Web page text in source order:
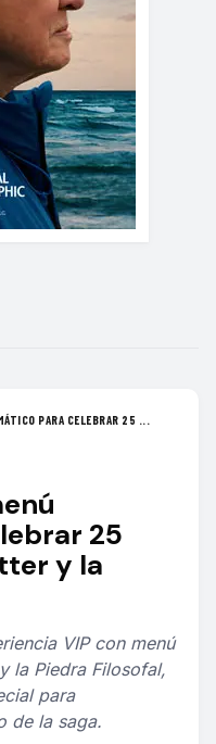
PARA CELEBRAR 25 ...
25
y la
VIP con menú
la Piedra Filosofal,
para
de la saga.